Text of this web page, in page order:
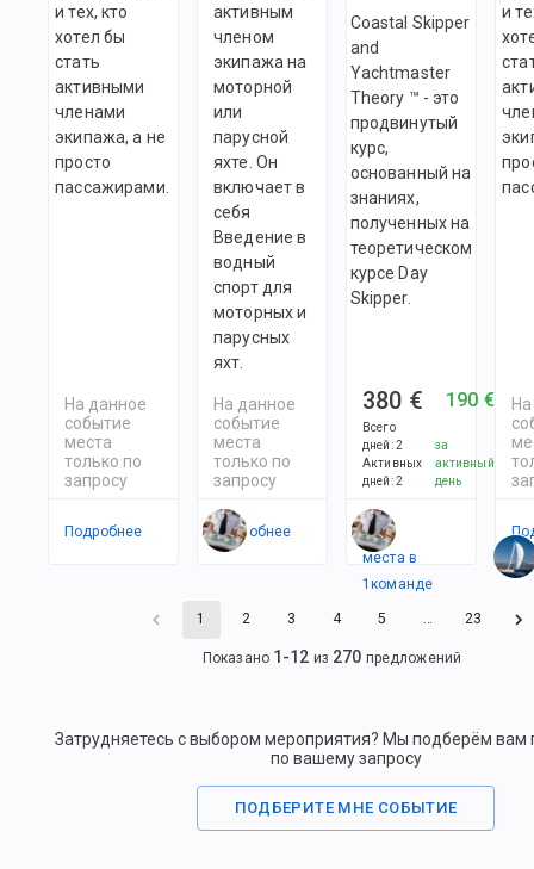
и тех, кто
хотел бы
стать
активными
членами
экипажа, а не
просто
пассажирами.
На данное
событие
места
только по
запросу
Подробнее
активным
членом
экипажа на
моторной
или
парусной
яхте. Он
включает в
себя
Введение в
водный
спорт для
моторных и
парусных
яхт.
На данное
событие
места
только по
запросу
Подробнее
Coastal Skipper
and
Yachtmaster
Theory ™ - это
продвинутый
курс,
основанный на
знаниях,
полученных на
теоретическом
курсе Day
Skipper.
380 €
Всего
дней:2
Активных
дней:2
190 €
за
активный
день
Есть
места в
1командe
и
1 2 3 4 5 … 23
Показано 1 -12 из 270 предложений
Затрудняетесь с выбором мероприятия? Мы подберём вам
по вашему запросу
ПОДБЕРИТЕ МНЕ СОБЫТИЕ